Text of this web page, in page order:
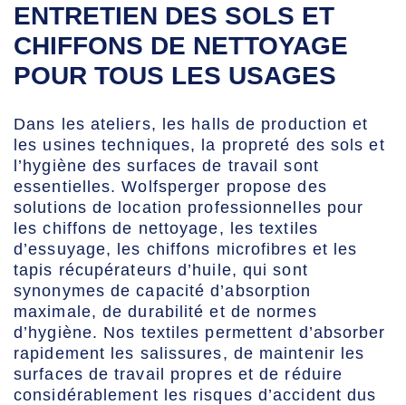
ENTRETIEN DES SOLS ET
CHIFFONS DE NETTOYAGE
POUR TOUS LES USAGES
Dans les ateliers, les halls de production et
les usines techniques, la propreté des sols et
l’hygiène des surfaces de travail sont
essentielles. Wolfsperger propose des
solutions de location professionnelles pour
les chiffons de nettoyage, les textiles
d’essuyage, les chiffons microfibres et les
tapis récupérateurs d’huile, qui sont
synonymes de capacité d’absorption
maximale, de durabilité et de normes
d’hygiène. Nos textiles permettent d’absorber
rapidement les salissures, de maintenir les
surfaces de travail propres et de réduire
considérablement les risques d’accident dus